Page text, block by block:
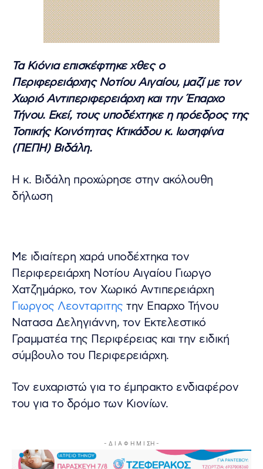
Τα Κιόνια επισκέφτηκε χθες ο
Περιφερειάρχης Νοτίου Αιγαίου, μαζί με τον
Χωριό Αντιπεριφερειάρχη και την Έπαρχο
Τήνου. Εκεί, τους υποδέχτηκε η πρόεδρος της
Τοπικής Κοινότητας Κτικάδου κ. Ιωσηφίνα
(ΠΕΠΗ) Βιδάλη.
Η κ. Βιδάλη προχώρησε στην ακόλουθη
δήλωση
Με ιδιαίτερη χαρά υποδέχτηκα τον
Περιφερειάρχη Νοτίου Αιγαίου Γιωργο
Χατζημάρκο, τον Χωρικό Αντιπερειάρχη
Γιωργος Λεονταριτης την Επαρχο Τήνου
Νατασα Δεληγιάννη, τον Εκτελεστικό
Γραμματέα της Περιφέρειας και την ειδική
σύμβουλο του Περιφερειάρχη.
Τον ευχαριστώ για το έμπρακτο ενδιαφέρον
του για το δρόμο των Κιονίων.
- Δ Ι Α Φ Η Μ Ι ΣΗ -